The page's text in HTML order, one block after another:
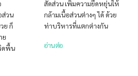
ส่วน
ย ก็
ย
ดพื้น
สัดส่วน เพิ่มความยืดหยุ่นให้
กล้ามเนื้อส่วนต่างๆ ได้ ด้วย
ท่าบริหารที่แตกต่างกัน
อ่านต่อ